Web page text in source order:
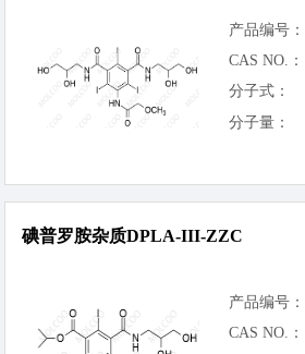
产品编号：
CAS NO.：
分子式：
分子量：
碘普罗胺杂质DPLA-III-ZZC
产品编号：
CAS NO.：